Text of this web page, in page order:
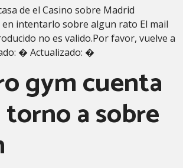
de el Casino sobre Madrid
en intentarlo sobre algun rato El mail
no es valido.Por favor, vuelve a
� Actualizado: �
gym cuenta
a sobre